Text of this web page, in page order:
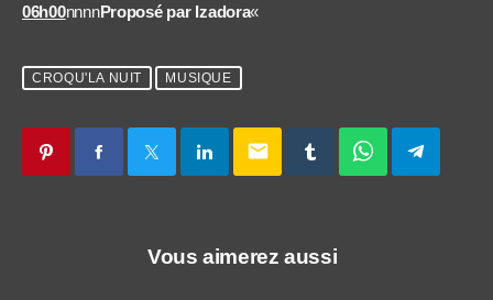
06h00nnnnProposé par Izadora«
CROQU'LA NUIT MUSIQUE
email
Vous aimerez aussi